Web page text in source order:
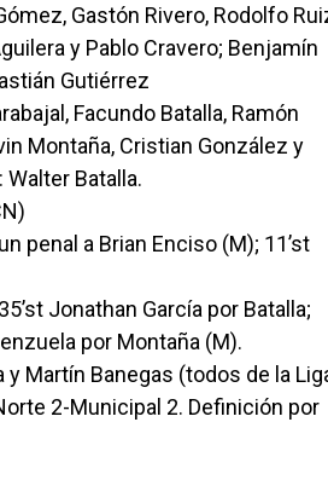
Gastón Rivero, Rodolfo
y Pablo Cravero; Benjamín
Gutiérrez
Facundo Batalla, Ramón
Montaña, Cristian González y
Batalla.
penal a Brian Enciso (M); 11’st
Jonathan García por Batalla;
por Montaña (M).
Martín Banegas (todos de la
2-Municipal 2. Definición por